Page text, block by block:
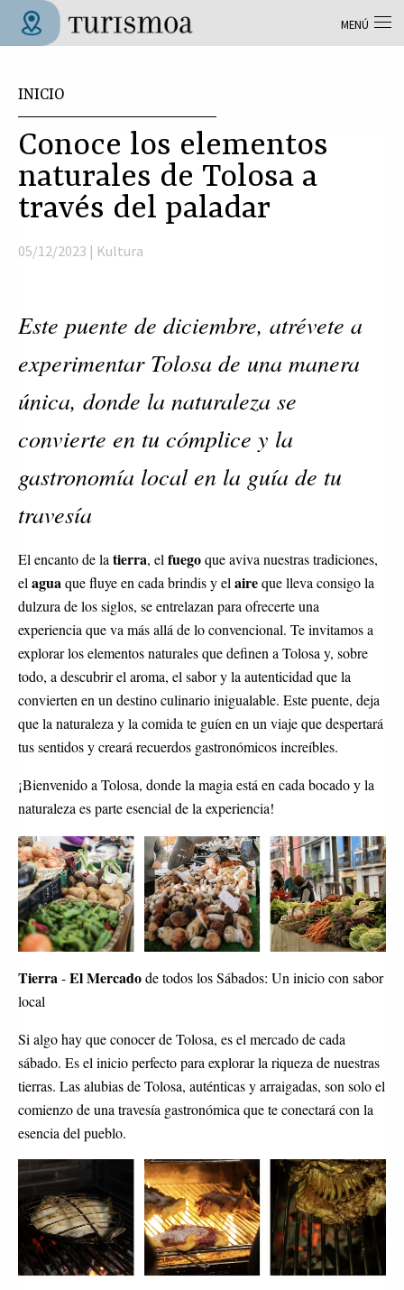
Pasar al contenido principal
INICIO
Conoce los elementos
naturales de Tolosa a
través del paladar
05/12/2023 | Kultura
Este puente de diciembre, atrévete a
experimentar Tolosa de una manera
única, donde la naturaleza se
convierte en tu cómplice y la
gastronomía local en la guía de tu
travesía
El encanto de la tierra, el fuegoque aviva nuestras tradiciones,
el aguaque fluye en cada brindis y el aireque lleva consigo la
dulzura de los siglos, se entrelazan para ofrecerte una
experiencia que va más allá de lo convencional. Te invitamos a
explorar los elementos naturales que definen a Tolosa y, sobre
todo, a descubrir el aroma, el sabor y la autenticidad que la
convierten en un destino culinario inigualable. Este puente, deja
que la naturaleza y la comida te guíen en un viaje que despertará
tus sentidos y creará recuerdos gastronómicos increíbles.
¡Bienvenido a Tolosa, donde la magia está en cada bocado y la
naturaleza es parte esencial de la experiencia!
Tierra-El Mercadode todos los Sábados: Un inicio con sabor
local
Si algo hay que conocer de Tolosa, es el mercado de cada
sábado. Es el inicio perfecto para explorar la riqueza de nuestras
tierras. Las alubias de Tolosa, auténticas y arraigadas, son solo el
comienzo de una travesía gastronómica que te conectará con la
esencia del pueblo.
MENÚ